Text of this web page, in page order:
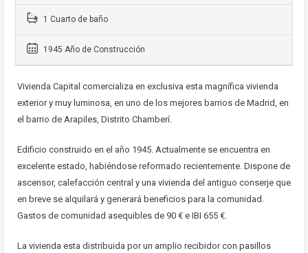
1 Cuarto de baño
1945 Año de Construcción
Vivienda Capital comercializa en exclusiva esta magnífica vivienda
exterior y muy luminosa, en uno de los mejores barrios de Madrid, en
el barrio de Arapiles, Distrito Chamberí.
Edificio construido en el año 1945. Actualmente se encuentra en
excelente estado, habiéndose reformado recientemente. Dispone de
ascensor, calefacción central y una vivienda del antiguo conserje que
en breve se alquilará y generará beneficios para la comunidad.
Gastos de comunidad asequibles de 90 € e IBI 655 €.
La vivienda esta distribuida por un amplio recibidor con pasillos